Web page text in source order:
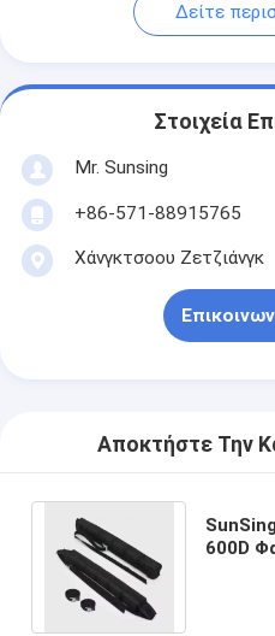
Δείτε
Στοιχεία
Mr. Sunsing
+86-571-88915765
Χάνγκτσοου Ζετζιάνγκ
Αποκτήστε Την
600D